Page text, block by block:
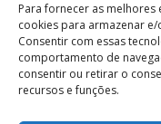
Para fornecer as
cookies para armazenar
Consentir com essas
comportamento de
consentir ou retirar o
recursos e funções.